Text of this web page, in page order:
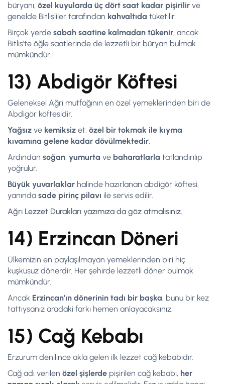
büryanı, özel kuyularda üç dört saat kadar pişirilir ve
genelde Bitlisliler tarafından kahvaltıda tüketilir.
Birçok yerde sabah saatine kalmadan tükenir, ancak
Bitlis’te öğle saatlerinde de lezzetli bir büryan bulmak
mümkündür.
13) Abdigör Köftesi
Geleneksel Ağrı mutfağının en özel yemeklerinden biri de
Abdigör köftesidir.
Yağsız ve kemiksiz et, özel bir tokmak ile kıyma
kıvamına gelene kadar dövülmektedir.
Ardından soğan, yumurta ve baharatlarla tatlandırılıp
yoğrulur.
Büyük yuvarlaklar halinde hazırlanan abdigör köftesi,
yanında sade pirinç pilavı ile servis edilir.
Ağrı Lezzet Durakları yazımıza da göz atmalısınız.
14) Erzincan Döneri
Ülkemizin en paylaşılmayan yemeklerinden biri hiç
kuşkusuz dönerdir. Her şehirde lezzetli döner bulmak
mümkündür.
Ancak Erzincan’ın dönerinin tadı bir başka, bunu bir kez
tattıysanız aradaki farkı hemen anlayacaksınız.
15) Cağ Kebabı
Erzurum denilince akla gelen ilk lezzet cağ kebabıdır.
Cağ adı verilen özel şişlerde pişirilen cağ kebabı, her